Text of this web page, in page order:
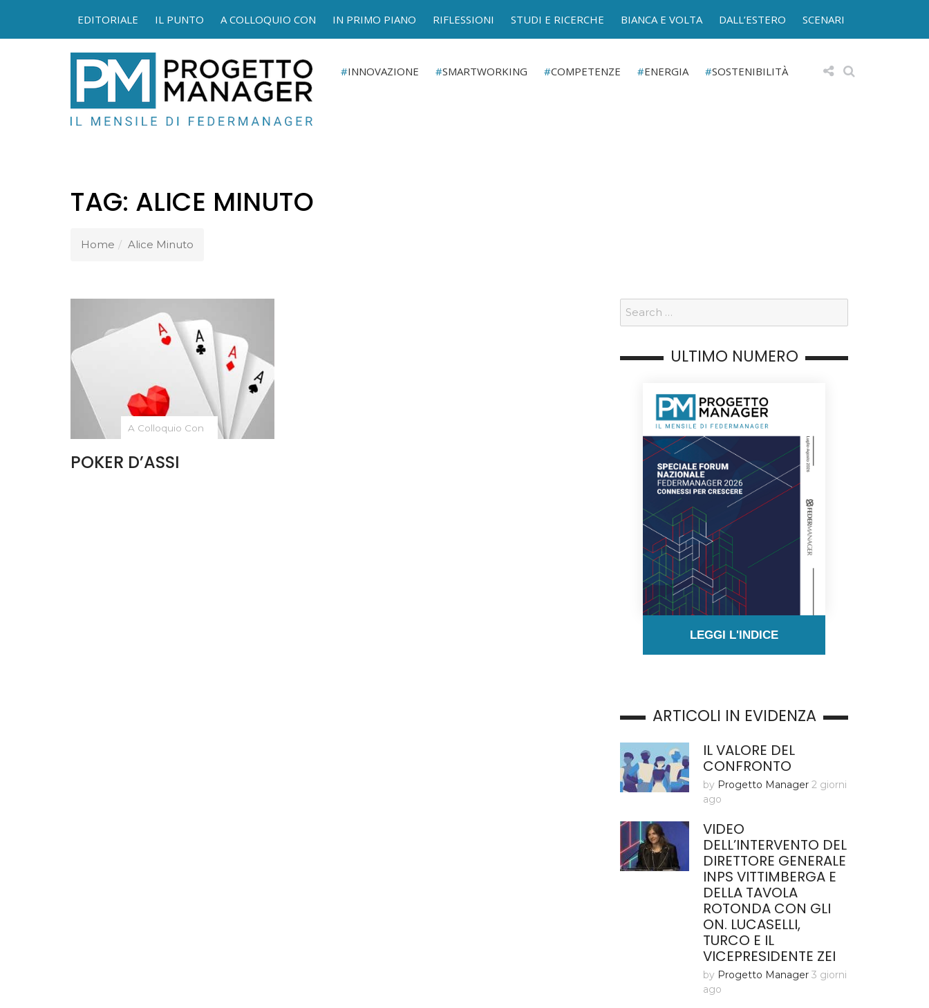
EDITORIALE IL PUNTO A COLLOQUIO CON IN PRIMO PIANO RIFLESSIONI STUDI E RICERCHE BIANCA E VOLTA DALL’ESTERO SCENARI
INNOVAZIONE SMARTWORKING COMPETENZE ENERGIA SOSTENIBILITÀ
TAG: ALICE MINUTO
Home Alice Minuto
A Colloquio Con
POKER D’ASSI
ULTIMO NUMERO
LEGGI L'INDICE
ARTICOLI IN EVIDENZA
IL VALORE DEL
CONFRONTO
by Progetto Manager 2 giorni
ago
VIDEO
DELL’INTERVENTO DEL
DIRETTORE GENERALE
INPS VITTIMBERGA E
DELLA TAVOLA
ROTONDA CON GLI
ON. LUCASELLI,
TURCO E IL
VICEPRESIDENTE ZEI
by Progetto Manager 3 giorni
ago